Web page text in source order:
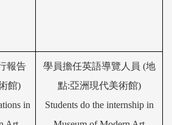
報告
館)
in
學員擔任英語導覽 人員 (地
點:亞洲現代美術館)
Students do the internship in